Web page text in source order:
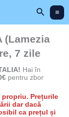
Search
(Lamezia
7 zile
Hai în
pentru zbor
Prețurile
dar dacă
ca prețul și